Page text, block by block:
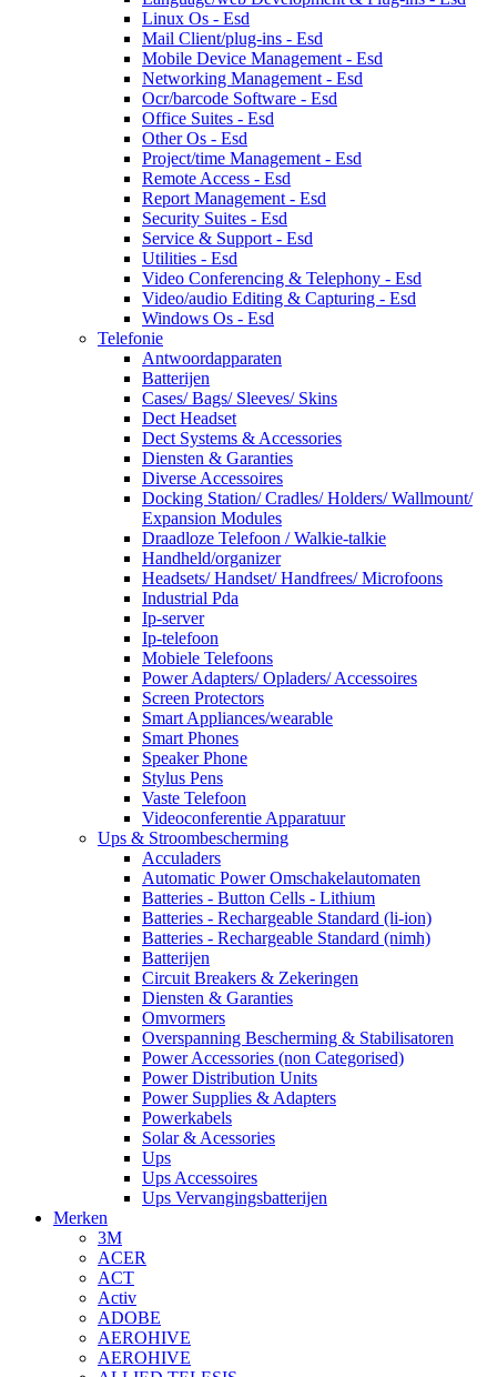
Linux Os - Esd
Mail Client/plug-ins - Esd
Mobile Device Management - Esd
Networking Management - Esd
Ocr/barcode Software - Esd
Office Suites - Esd
Other Os - Esd
Project/time Management - Esd
Remote Access - Esd
Report Management - Esd
Security Suites - Esd
Service & Support - Esd
Utilities - Esd
Video Conferencing & Telephony - Esd
Video/audio Editing & Capturing - Esd
Windows Os - Esd
Telefonie
Antwoordapparaten
Batterijen
Cases/ Bags/ Sleeves/ Skins
Dect Headset
Dect Systems & Accessories
Diensten & Garanties
Diverse Accessoires
Docking Station/ Cradles/ Holders/ Wallmount/
Expansion Modules
Draadloze Telefoon / Walkie-talkie
Handheld/organizer
Headsets/ Handset/ Handfrees/ Microfoons
Industrial Pda
Ip-server
Ip-telefoon
Mobiele Telefoons
Power Adapters/ Opladers/ Accessoires
Screen Protectors
Smart Appliances/wearable
Smart Phones
Speaker Phone
Stylus Pens
Vaste Telefoon
Videoconferentie Apparatuur
Ups & Stroombescherming
Acculaders
Automatic Power Omschakelautomaten
Batteries - Button Cells - Lithium
Batteries - Rechargeable Standard (li-ion)
Batteries - Rechargeable Standard (nimh)
Batterijen
Circuit Breakers & Zekeringen
Diensten & Garanties
Omvormers
Overspanning Bescherming & Stabilisatoren
Power Accessories (non Categorised)
Power Distribution Units
Power Supplies & Adapters
Powerkabels
Solar & Acessories
Ups
Ups Accessoires
Ups Vervangingsbatterijen
Merken
3M
ACER
ACT
Activ
ADOBE
AEROHIVE
AEROHIVE